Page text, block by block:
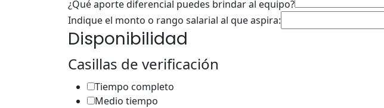
¿Qué aporte diferencial puedes brindar al equipo?
Indique el monto o rango salarial al que aspira:
Disponibilidad
Casillas de verificación
Tiempo completo
Medio tiempo